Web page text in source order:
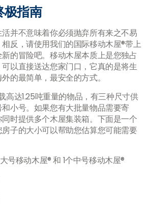
极指南
并不意味着你必须抛弃所有来之不易
反，请使用我们的国际移动木屋®带上
的冒险吧。移动木屋本质上是您独占
以直接送达您家门口，它真的是将生
的最简单，最安全的方式。
高达1.25吨重量的物品，有三种尺寸供
小号。如果您有大批量物品需要寄
时提供多个木屋集装箱。下面是一个
子的大小可以帮助您估算您可能需要
号移动木屋® 和 1个中号移动木屋®